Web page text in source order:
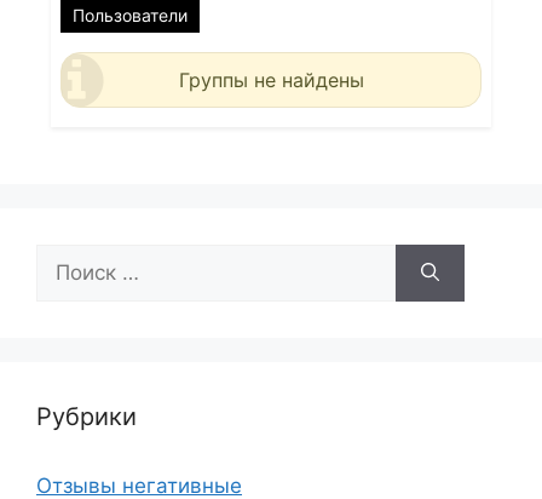
Пользователи
Группы не найдены
Рубрики
Отзывы негативные